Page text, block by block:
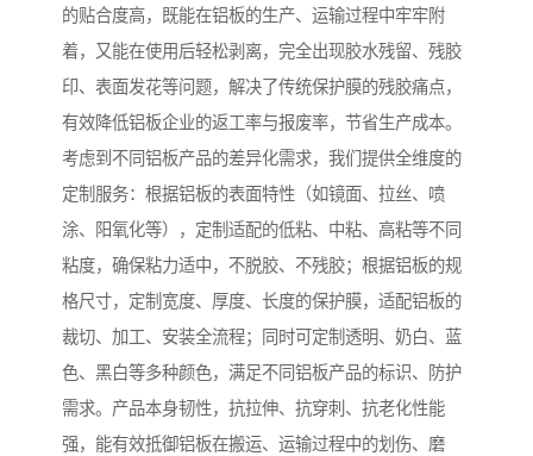
的贴合度高，既能在铝板的生产、运输过程中牢牢附
着，又能在使用后轻松剥离，完全出现胶水残留、残胶
印、表面发花等问题，解决了传统保护膜的残胶痛点，
有效降低铝板企业的返工率与报废率，节省生产成本。
考虑到不同铝板产品的差异化需求，我们提供全维度的
定制服务：根据铝板的表面特性（如镜面、拉丝、喷
涂、阳氧化等），定制适配的低粘、中粘、高粘等不同
粘度，确保粘力适中，不脱胶、不残胶；根据铝板的规
格尺寸，定制宽度、厚度、长度的保护膜，适配铝板的
裁切、加工、安装全流程；同时可定制透明、奶白、蓝
色、黑白等多种颜色，满足不同铝板产品的标识、防护
需求。产品本身韧性，抗拉伸、抗穿刺、抗老化性能
强，能有效抵御铝板在搬运、运输过程中的划伤、磨